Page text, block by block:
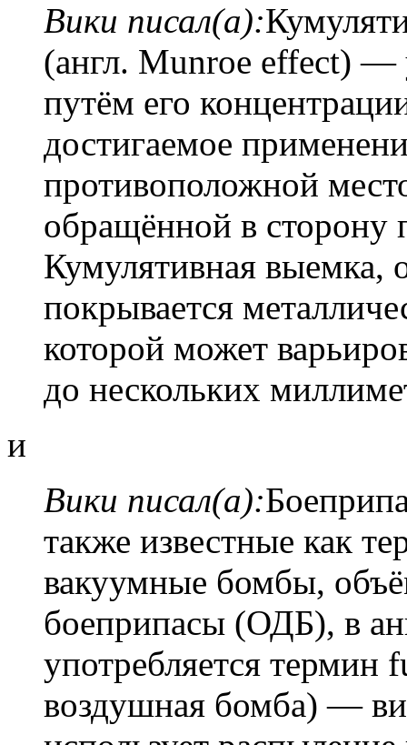
Вики писал(а):
(англ. Munroe effect) —
путём его
достигаемое
противоположной
обращённой в сторону
Кумулятивная
покрывается
которой может
до нескольких
и
Вики писал(а):
также известные как
вакуумные бомбы,
боеприпасы (ОДБ), в
употребляется
воздушная бомба) —